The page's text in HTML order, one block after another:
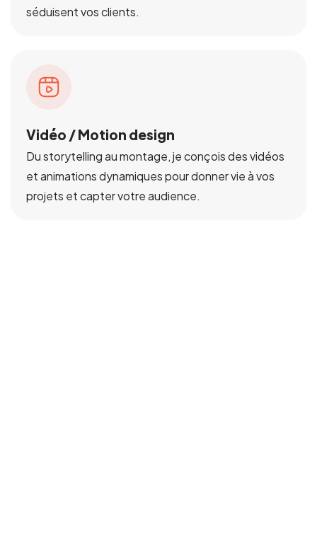
séduisent vos clients.
Vidéo / Motion design
Du storytelling au montage, je conçois des vidéos
et animations dynamiques pour donner vie à vos
projets et capter votre audience.